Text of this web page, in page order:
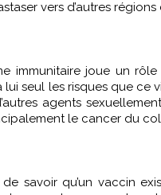
vers d’autres régions
immunitaire joue un
lui seul les risques que
agents
le cancer du col
savoir qu’un vaccin